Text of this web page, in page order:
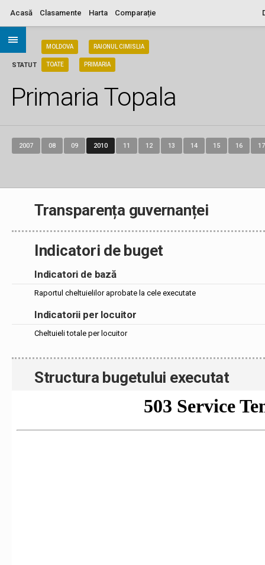
Acasă Clasamente Harta Comparație
STATUT
MOLDOVA RAIONUL CIMISLIA
TOATE PRIMARIA
Primaria Topala
2007 08 09 2010 11 12 13 14 15 16 17
Transparența guvernanței
Indicatori de buget
Indicatori de bază
Raportul cheltuielilor aprobate la cele executate
Indicatorii per locuitor
Cheltuieli totale per locuitor
Structura bugetului executat